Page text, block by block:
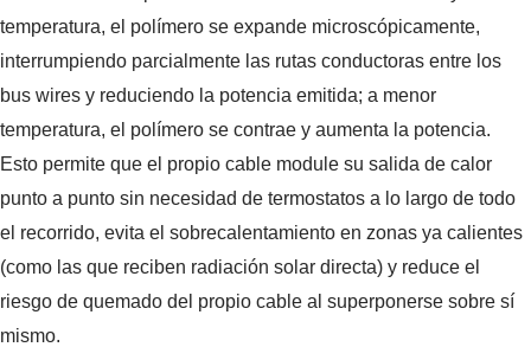
temperatura, el polímero se expande microscópicamente,
interrumpiendo parcialmente las rutas conductoras entre los
bus wires y reduciendo la potencia emitida; a menor
temperatura, el polímero se contrae y aumenta la potencia.
Esto permite que el propio cable module su salida de calor
punto a punto sin necesidad de termostatos a lo largo de todo
el recorrido, evita el sobrecalentamiento en zonas ya calientes
(como las que reciben radiación solar directa) y reduce el
riesgo de quemado del propio cable al superponerse sobre sí
mismo.